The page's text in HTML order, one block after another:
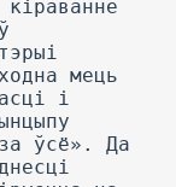
мець
і
ўсё». Да